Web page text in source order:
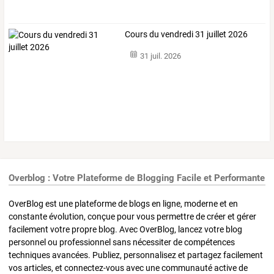
Cours du vendredi 31 juillet 2026
31 juil. 2026
Overblog : Votre Plateforme de Blogging Facile et Performante
OverBlog est une plateforme de blogs en ligne, moderne et en
constante évolution, conçue pour vous permettre de créer et gérer
facilement votre propre blog. Avec OverBlog, lancez votre blog
personnel ou professionnel sans nécessiter de compétences
techniques avancées. Publiez, personnalisez et partagez facilement
vos articles, et connectez-vous avec une communauté active de